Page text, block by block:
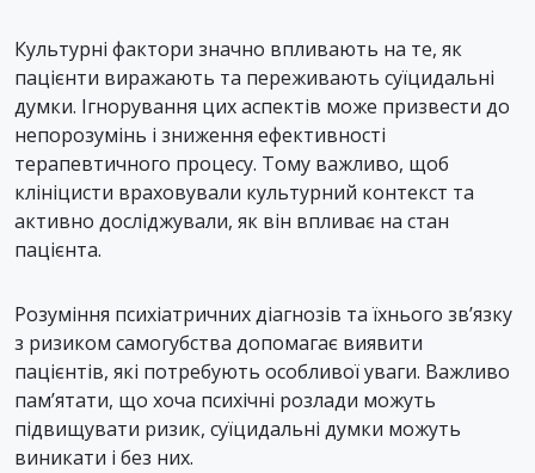
Культурні фактори значно впливають на те, як
пацієнти виражають та переживають суїцидальні
думки. Ігнорування цих аспектів може призвести до
непорозумінь і зниження ефективності
терапевтичного процесу. Тому важливо, щоб
клініцисти враховували культурний контекст та
активно досліджували, як він впливає на стан
пацієнта.
Розуміння психіатричних діагнозів та їхнього зв’язку
з ризиком самогубства допомагає виявити
пацієнтів, які потребують особливої уваги. Важливо
пам’ятати, що хоча психічні розлади можуть
підвищувати ризик, суїцидальні думки можуть
виникати і без них.